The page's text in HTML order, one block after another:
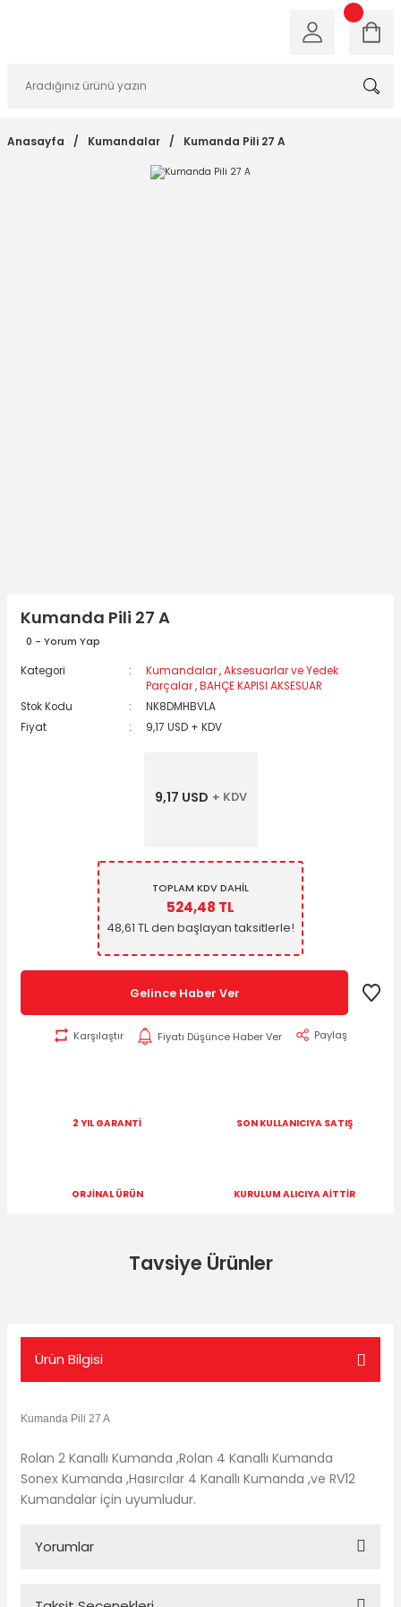
Anasayfa Kumandalar Kumanda Pili 27 A
Kumanda Pili 27 A
0 - Yorum Yap
Kategori Kumandalar ,Aksesuarlar ve Yedek
Parçalar ,BAHÇE KAPISI AKSESUAR
Stok Kodu
NK8DMHBVLA
Fiyat
9,17 USD + KDV
9,17 USD + KDV
TOPLAM KDV DAHİL
524,48 TL
48,61 TL den başlayan taksitlerle!
Gelince Haber Ver
Karşılaştır Fiyatı Düşünce Haber Ver Paylaş
2 YIL GARANTİ SON KULLANICIYA SATIŞ
ORJİNAL ÜRÜN KURULUM ALICIYA AİTTİR
Tavsiye Ürünler
RV12 Otomatik Kapı Uzaktan Kumandası
Ürün Bilgisi
Kumanda Pili 27 A
Rolan 2 Kanallı Kumanda ,Rolan 4 Kanallı Kumanda
Sonex Kumanda ,Hasırcılar 4 Kanallı Kumanda ,ve RV12
Kumandalar için uyumludur.
Yorumlar